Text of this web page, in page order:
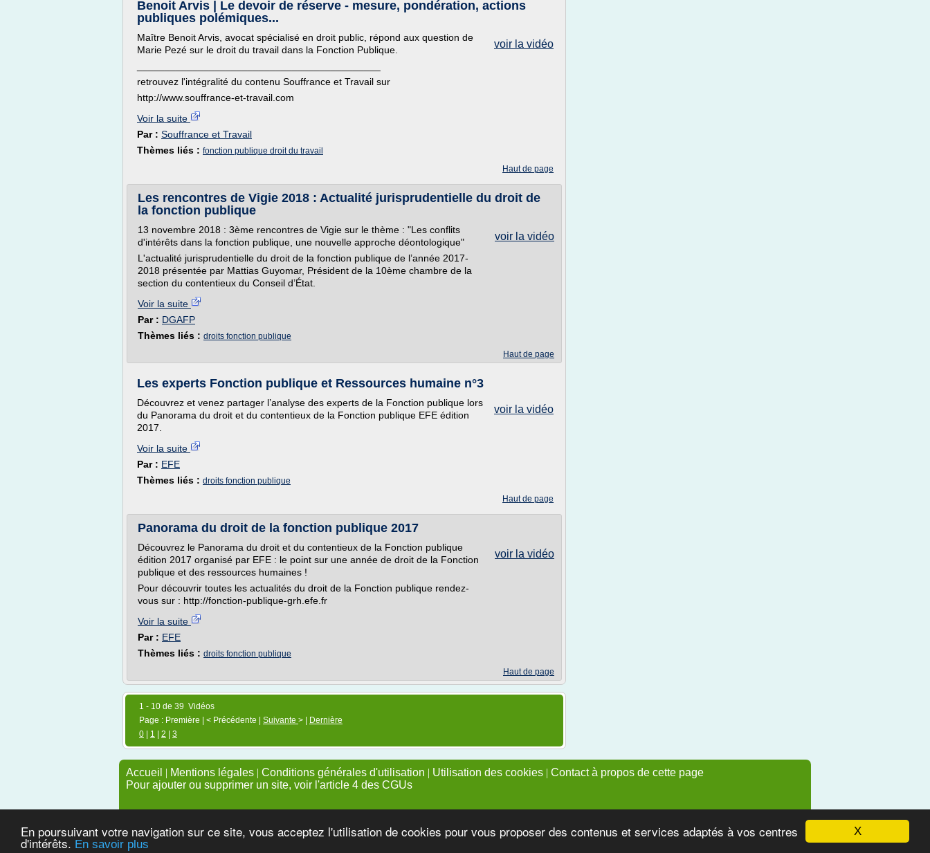
X
En poursuivant votre navigation sur ce site, vous acceptez l'utilisation de cookies pour vous proposer des contenus et services adaptés à vos centres
d'intérêts. En savoir plus
Benoit Arvis | Le devoir de réserve - mesure, pondération, actions
publiques polémiques...
voir la vidéo
Maître Benoit Arvis, avocat spécialisé en droit public, répond aux question de
Marie Pezé sur le droit du travail dans la Fonction Publique.
retrouvez l'intégralité du contenu Souffrance et Travail sur
http://www.souffrance-et-travail.com
Voir la suite
Par : Souffrance et Travail
Thèmes liés : fonction publique droit du travail
Haut de page
Les rencontres de Vigie 2018 : Actualité jurisprudentielle du droit de
la fonction publique
voir la vidéo
13 novembre 2018 : 3ème rencontres de Vigie sur le thème : "Les conflits
d'intérêts dans la fonction publique, une nouvelle approche déontologique"
L'actualité jurisprudentielle du droit de la fonction publique de l’année 2017-
2018 présentée par Mattias Guyomar, Président de la 10ème chambre de la
section du contentieux du Conseil d’État.
Voir la suite
Par : DGAFP
Thèmes liés : droits fonction publique
Haut de page
Les experts Fonction publique et Ressources humaine n°3
voir la vidéo
Découvrez et venez partager l’analyse des experts de la Fonction publique lors
du Panorama du droit et du contentieux de la Fonction publique EFE édition
2017.
Voir la suite
Par : EFE
Thèmes liés : droits fonction publique
Haut de page
Panorama du droit de la fonction publique 2017
voir la vidéo
Découvrez le Panorama du droit et du contentieux de la Fonction publique
édition 2017 organisé par EFE : le point sur une année de droit de la Fonction
publique et des ressources humaines !
Pour découvrir toutes les actualités du droit de la Fonction publique rendez-
vous sur : http://fonction-publique-grh.efe.fr
Voir la suite
Par : EFE
Thèmes liés : droits fonction publique
Haut de page
1 - 10 de 39 Vidéos
Page : Première | < Précédente | Suivante > |
Dernière
0
1 2 3
Accueil | Mentions légales | Conditions générales d'utilisation | Utilisation des cookies | Contact à propos de cette page
Pour ajouter ou supprimer un site, voir l'article 4 des CGUs